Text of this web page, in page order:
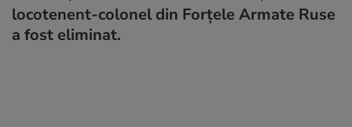
locotenent-colonel din Forțele Armate Ruse
a fost eliminat.